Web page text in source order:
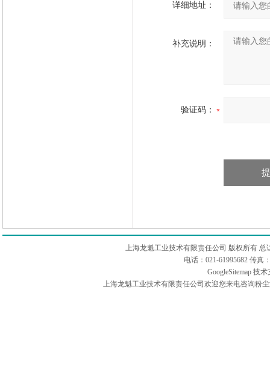
详细地址：
补充说明：
验证码：
上海龙魁工业技术有限责任公司 版权所有 总
电话：021-61995682 传真
GoogleSitemap技术
上海龙魁工业技术有限责任公司欢迎您来电咨询粉